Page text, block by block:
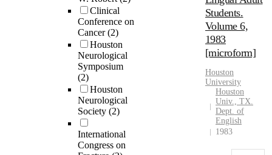
Clinical
Conference on
Cancer(2)
Houston
Neurological
Symposium
(2)
Houston
Neurological
Society (2)
International
Congress on
Students.
Volume 6,
1983
[microform]
Houston
University
Houston
Univ., TX.
Dept. of
English
1983